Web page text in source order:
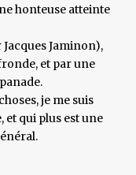
honteuse atteinte
Jaminon),
et par une
je me suis
et qui plus est une